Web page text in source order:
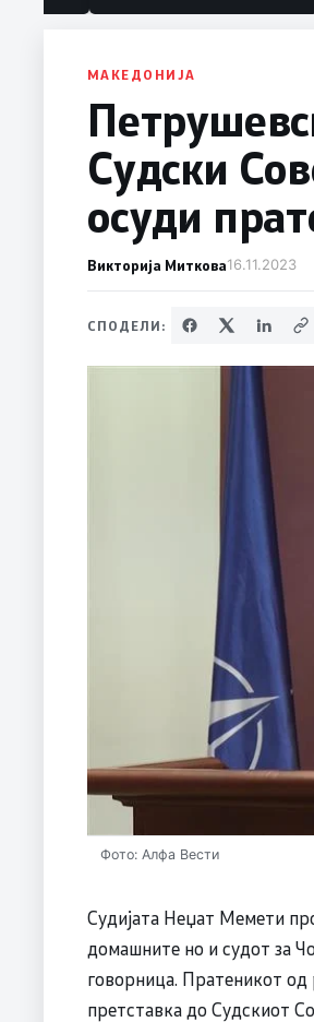
МАКЕДОНИЈА
Судски
осуди
Викторија Миткова16.11.2023
СПОДЕЛИ:
Фото: Алфа Вести
Судијата Неџат Мемети
домашните но и судот за
говорница. Пратеникот
претставка до Судскиот